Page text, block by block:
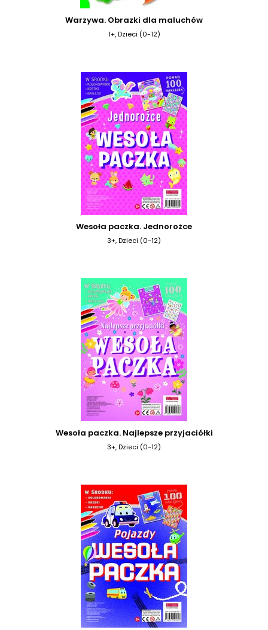
Warzywa. Obrazki dla maluchów
1+, Dzieci (0-12)
Wesoła paczka. Jednorożce
3+, Dzieci (0-12)
Wesoła paczka. Najlepsze przyjaciółki
3+, Dzieci (0-12)